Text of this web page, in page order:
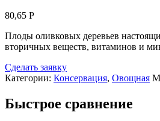
80,65 Р
Плоды оливковых деревьев
вторичных веществ, витаминов и
Сделать заявку
Категории: Консервация, Овощная
Быстрое сравнение